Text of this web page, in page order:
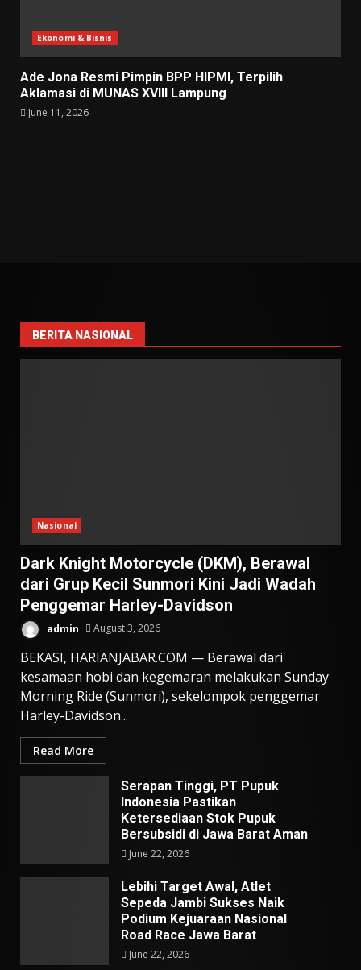
Ekonomi & Bisnis
Ade Jona Resmi Pimpin BPP HIPMI, Terpilih
Aklamasi di MUNAS XVIII Lampung
June 11, 2026
BERITA NASIONAL
Nasional
Dark Knight Motorcycle (DKM), Berawal
dari Grup Kecil Sunmori Kini Jadi Wadah
Penggemar Harley-Davidson
admin August 3, 2026
BEKASI, HARIANJABAR.COM — Berawal dari
kesamaan hobi dan kegemaran melakukan Sunday
Morning Ride (Sunmori), sekelompok penggemar
Harley-Davidson...
Read More
Serapan Tinggi, PT Pupuk
Indonesia Pastikan
Ketersediaan Stok Pupuk
Bersubsidi di Jawa Barat Aman
June 22, 2026
Lebihi Target Awal, Atlet
Sepeda Jambi Sukses Naik
Podium Kejuaraan Nasional
Road Race Jawa Barat
June 22, 2026